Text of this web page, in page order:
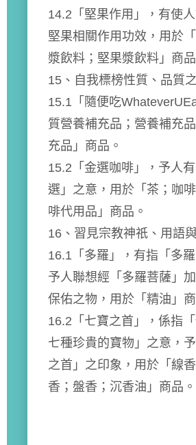
14.2「堅果作用」，有使
堅果相關作用功效，用於
漿飲料；堅果漿飲料」商品
15、自我標榜性質、品質
15.1「隨便吃
質營養補充品；營養補充
充品」商品。
15.2「金選咖啡」，予人
選」之意，用於「茶；咖
啡代用品」商品。
16、習見宗教神祇、用語
16.1「多羅」，有指「多
予人聯想經「多羅菩薩」
保佑之物，用於「精油」商
16.2「七寶之首」，係指
七種珍貴的寶物」之意，
之首」之印象，用於「線
香；盤香；沉香油」商品。